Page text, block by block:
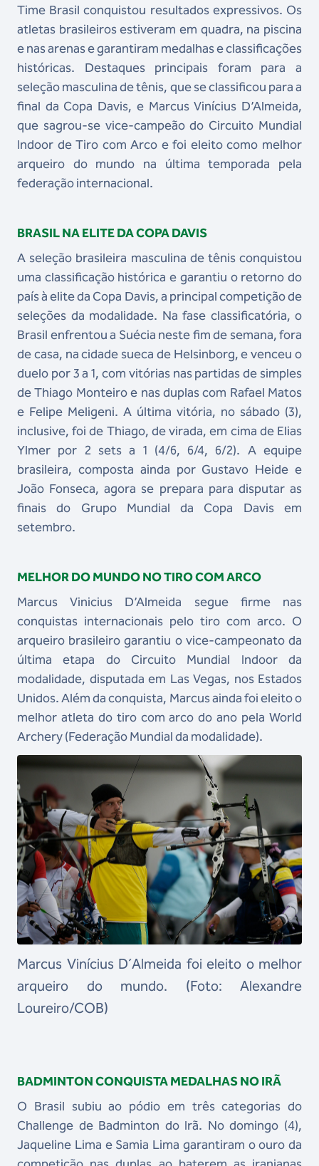
Time Brasil conquistou resultados expressivos. Os
atletas brasileiros estiveram em quadra, na piscina
e nas arenas e garantiram medalhas e classificações
históricas. Destaques principais foram para a
seleção masculina de tênis, que se classificou para a
final da Copa Davis, e Marcus Vinícius D’Almeida,
que sagrou-se vice-campeão do Circuito Mundial
Indoor de Tiro com Arco e foi eleito como melhor
arqueiro do mundo na última temporada pela
federação internacional.
BRASIL NA ELITE DA COPA DAVIS
A seleção brasileira masculina de tênis conquistou
uma classificação histórica e garantiu o retorno do
país à elite da Copa Davis, a principal competição de
seleções da modalidade. Na fase classificatória, o
Brasil enfrentou a Suécia neste fim de semana, fora
de casa, na cidade sueca de Helsinborg, e venceu o
duelo por 3 a 1, com vitórias nas partidas de simples
de Thiago Monteiro e nas duplas com Rafael Matos
e Felipe Meligeni. A última vitória, no sábado (3),
inclusive, foi de Thiago, de virada, em cima de Elias
Ylmer por 2 sets a 1 (4/6, 6/4, 6/2). A equipe
brasileira, composta ainda por Gustavo Heide e
João Fonseca, agora se prepara para disputar as
finais do Grupo Mundial da Copa Davis em
setembro.
MELHOR DO MUNDO NO TIRO COM ARCO
Marcus Vinicius D’Almeida segue firme nas
conquistas internacionais pelo tiro com arco. O
arqueiro brasileiro garantiu o vice-campeonato da
última etapa do Circuito Mundial Indoor da
modalidade, disputada em Las Vegas, nos Estados
Unidos. Além da conquista, Marcus ainda foi eleito o
melhor atleta do tiro com arco do ano pela World
Archery (Federação Mundial da modalidade).
Marcus Vinícius D´Almeida foi eleito o melhor
arqueiro do mundo. (Foto: Alexandre
Loureiro/COB)
BADMINTON CONQUISTA MEDALHAS NO IRÃ
O Brasil subiu ao pódio em três categorias do
Challenge de Badminton do Irã. No domingo (4),
Jaqueline Lima e Samia Lima garantiram o ouro da